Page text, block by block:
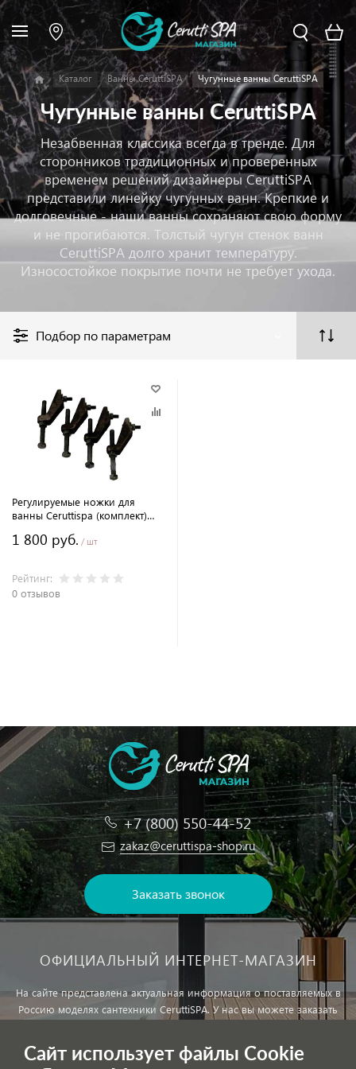
Каталог Ванны CeruttiSPA Чугунные ванны CeruttiSPA
Чугунные ванны CeruttiSPA
Незабвенная классика всегда в тренде. Для
сторонников традиционных и проверенных
временем решений дизайнеры CeruttiSPA
представили линейку чугунных ванн. Крепкие и
долговечные - наши ванны сохраняют свою форму
и не прогибаются. Толстый чугун стенок ванн
CeruttiSPA долго хранит температуру.
Износостойкое покрытие почти не требует ухода.
Подбор по параметрам
Регулируемые ножки для
ванны Ceruttispa (комплект)
1 800 руб. / шт
Рейтинг:
0 отзывов
+7 (800) 550-44-52
zakaz@ceruttispa-shop.ru
Заказать звонок
ОФИЦИАЛЬНЫЙ ИНТЕРНЕТ-МАГАЗИН
На сайте представлена актуальная информация о поставляемых в
Россию моделях сантехники CeruttiSPA. У нас вы можете заказать
Сайт использует файлы Cookie